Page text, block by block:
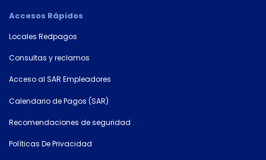
×
Consultá
Accesos Rápidos
Locales Redpagos
Consultas y reclamos
Acceso al SAR Empleadores
Calendario de Pagos (SAR)
Recomendaciones de seguridad
Políticas De Privacidad